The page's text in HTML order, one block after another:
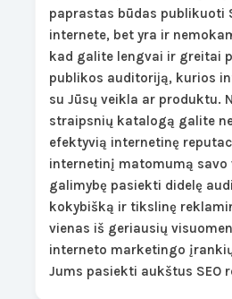
paprastas būdas publikuoti
internete, bet yra ir
kad galite lengvai ir greitai
publikos auditoriją, kurios
su Jūsų veikla ar produktu.
straipsnių katalogą galite
efektyvią internetinę
internetinį matomumą savo
galimybę pasiekti didelę
kokybišką ir tikslinę
vienas iš geriausių
interneto marketingo
Jums pasiekti aukštus SEO